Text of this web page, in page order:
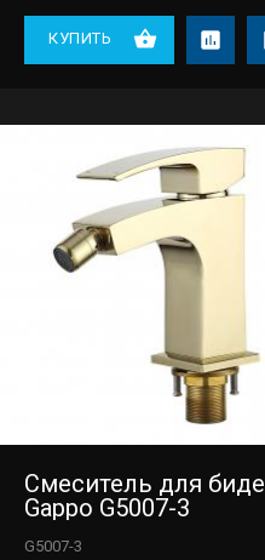
КУПИТЬ
Смеситель для биде
Gappo G5007-3
G5007-3